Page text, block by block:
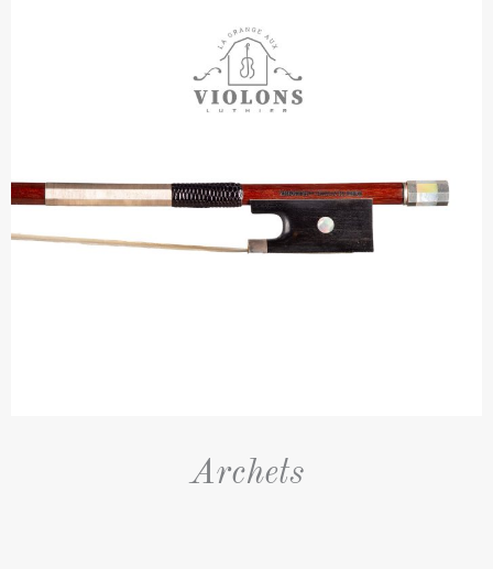
Archets